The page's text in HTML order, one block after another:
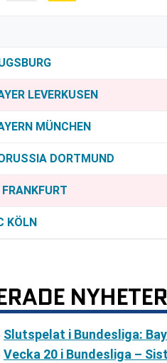
LEVERKUSEN
MÜNCHEN
DORTMUND
FRANKFURT
KÖLN
NYHETER
Slutspelat i Bundesliga:
Vecka 20 i Bundesliga –